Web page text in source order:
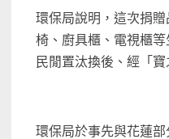
環保局說明，這次捐
椅、廚具櫃、電視櫃
民閒置汰換後、經「
環保局於事先與花蓮